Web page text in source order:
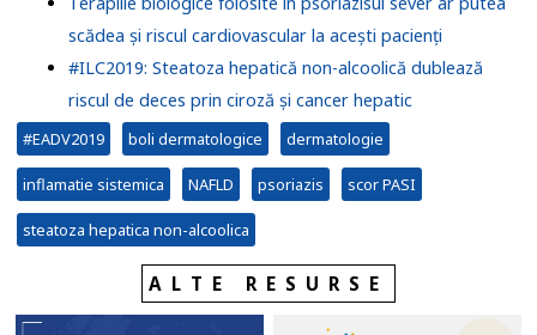
scădea și riscul cardiovascular la acești pacienți
#ILC2019: Steatoza hepatică non-alcoolică dublează
riscul de deces prin ciroză și cancer hepatic
#EADV2019 boli dermatologice dermatologie
inflamatie sistemica NAFLD psoriazis scor PASI
steatoza hepatica non-alcoolica
ALTE RESURSE